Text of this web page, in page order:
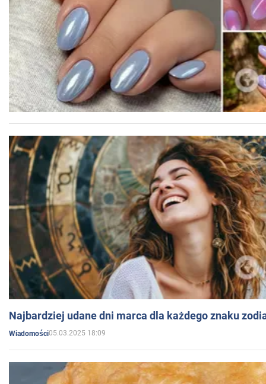
Najbardziej udane dni marca dla każdego znaku
Wiadomości05.03.2025 18:09